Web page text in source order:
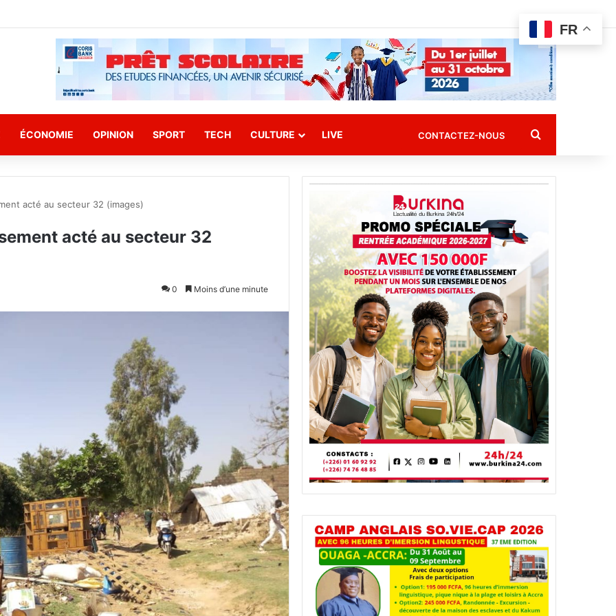
ÉCONOMIE OPINION SPORT TECH CULTURE LIVE CONTACTEZ-NOUS Rechercher
acté au secteur 32 (images)
acté au secteur 32
0 Moins d’une minute
FR